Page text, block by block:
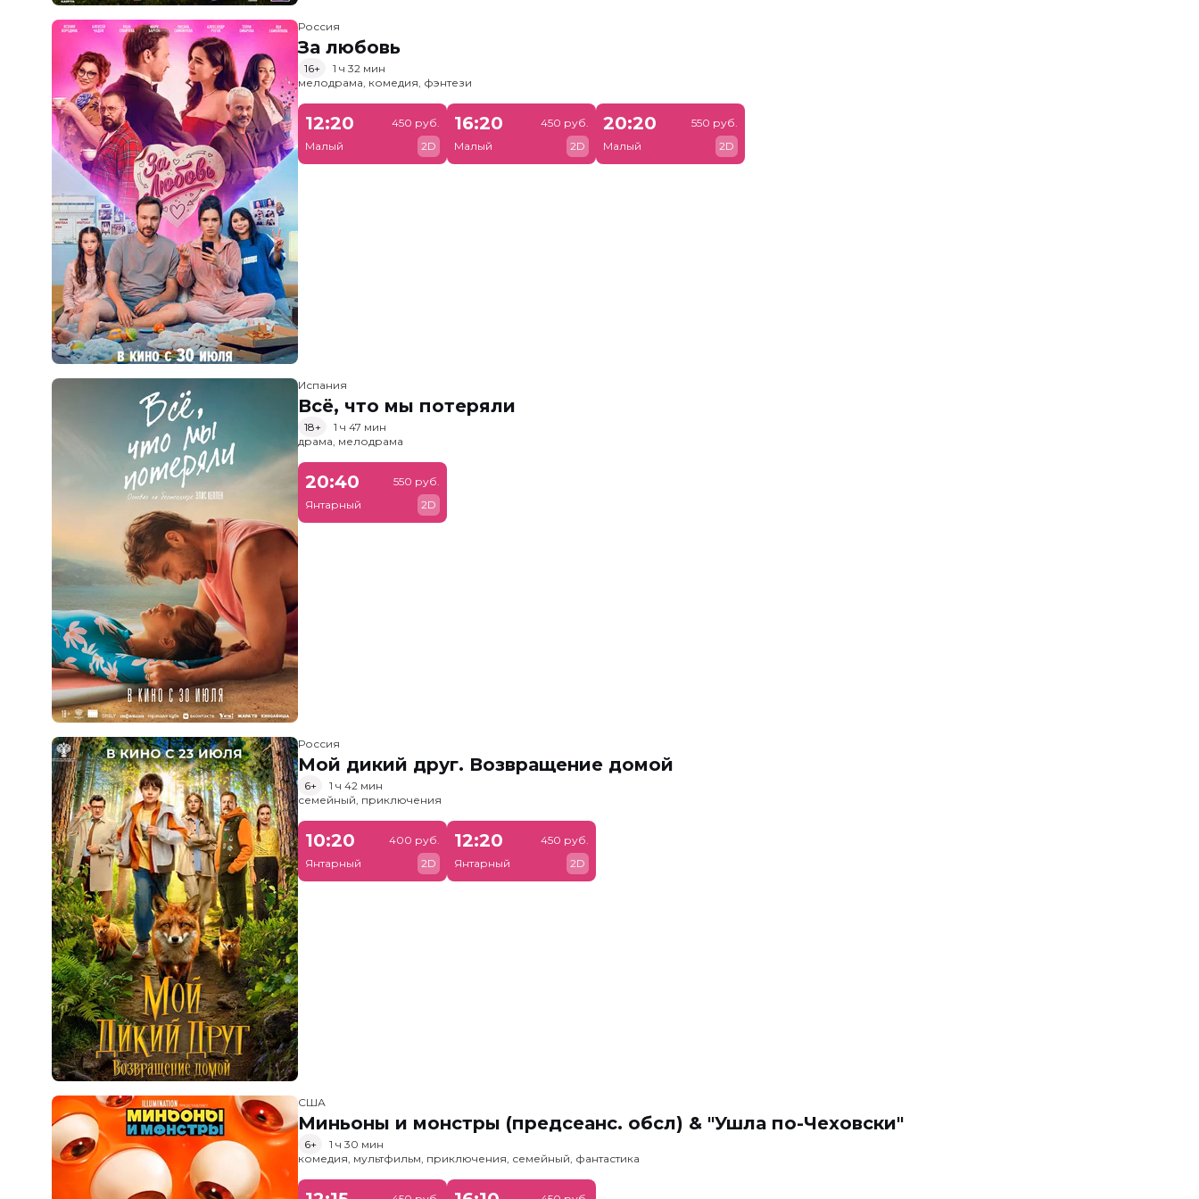
Россия
За любовь
16+
1 ч 32 мин
мелодрама, комедия, фэнтези
12:20
Малый
450 руб.
2D
16:20
Малый
450 руб.
2D
20:20
Малый
550 руб.
2D
Испания
Всё, что мы потеряли
18+
1 ч 47 мин
драма, мелодрама
20:40
Янтарный
550 руб.
2D
Россия
Мой дикий друг. Возвращение домой
6+
1 ч 42 мин
семейный, приключения
10:20
Янтарный
400 руб.
2D
12:20
Янтарный
450 руб.
2D
США
Миньоны и монстры (предсеанс. обсл) & "Ушла по-Чеховски"
6+
1 ч 30 мин
комедия, мультфильм, приключения, семейный, фантастика